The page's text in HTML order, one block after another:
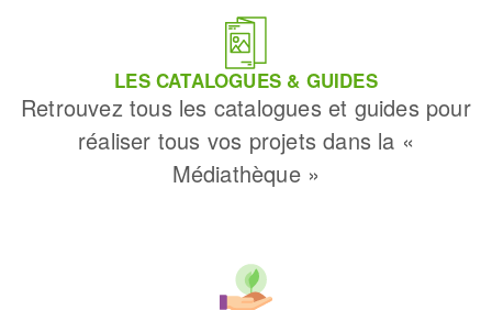
LES CATALOGUES & GUIDES
Retrouvez tous les catalogues et guides pour
réaliser tous vos projets dans la «
Médiathèque »